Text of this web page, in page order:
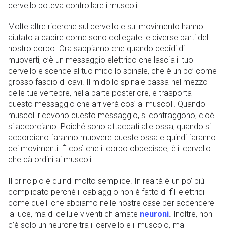
cervello poteva controllare i muscoli.
Molte altre ricerche sul cervello e sul movimento hanno
aiutato a capire come sono collegate le diverse parti del
nostro corpo. Ora sappiamo che quando decidi di
muoverti, c’è un messaggio elettrico che lascia il tuo
cervello e scende al tuo midollo spinale, che è un po’ come
grosso fascio di cavi. Il midollo spinale passa nel mezzo
delle tue vertebre, nella parte posteriore, e trasporta
questo messaggio che arriverà così ai muscoli. Quando i
muscoli ricevono questo messaggio, si contraggono, cioè
si accorciano. Poiché sono attaccati alle ossa, quando si
accorciano faranno muovere queste ossa e quindi faranno
dei movimenti. È così che il corpo obbedisce, è il cervello
che dà ordini ai muscoli.
Il principio è quindi molto semplice. In realtà è un po’ più
complicato perché il cablaggio non è fatto di fili elettrici
come quelli che abbiamo nelle nostre case per accendere
la luce, ma di cellule viventi chiamate neuroni. Inoltre, non
c’è solo un neurone tra il cervello e il muscolo, ma